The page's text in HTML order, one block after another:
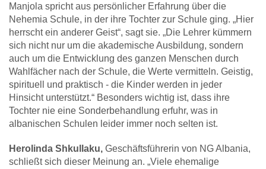
Manjola spricht aus persönlicher Erfahrung über die
Nehemia Schule, in der ihre Tochter zur Schule ging. „Hier
herrscht ein anderer Geist“, sagt sie. „Die Lehrer kümmern
sich nicht nur um die akademische Ausbildung, sondern
auch um die Entwicklung des ganzen Menschen durch
Wahlfächer nach der Schule, die Werte vermitteln. Geistig,
spirituell und praktisch - die Kinder werden in jeder
Hinsicht unterstützt.“ Besonders wichtig ist, dass ihre
Tochter nie eine Sonderbehandlung erfuhr, was in
albanischen Schulen leider immer noch selten ist.
Herolinda Shkullaku, Geschäftsführerin von NG Albania,
schließt sich dieser Meinung an. „Viele ehemalige